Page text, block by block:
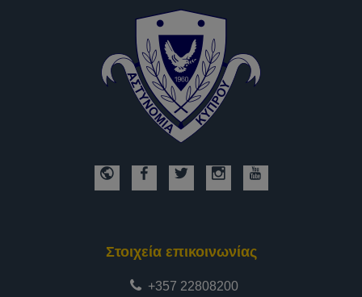
Στοιχεία επικοινωνίας
+357 22808200